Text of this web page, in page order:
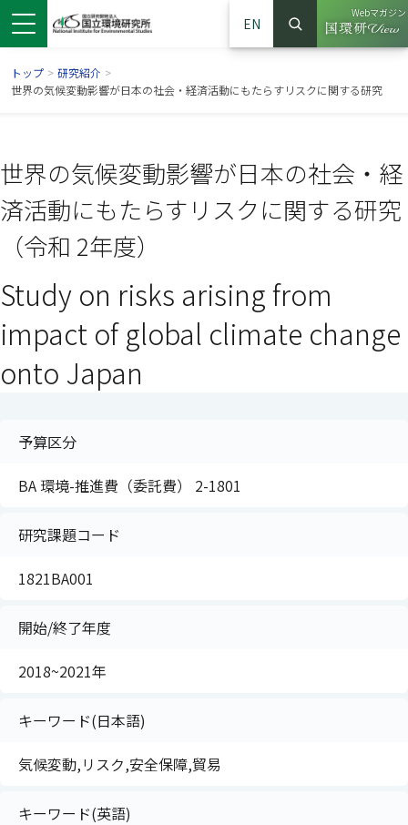
ドウで開きます）
ンドウで開きます）
ウインドウで開きます）
EN
サイト内検索
検索
Webマガジン
（別ウイ
トップ > 研究紹介 >
世界の気候変動影響が日本の社会・経済活動にもたらすリスクに関する研究
世界の気候変動影響が日本の社会・経
済活動にもたらすリスクに関する研究
（令和 2年度）
Study on risks arising from
impact of global climate change
onto Japan
予算区分
BA 環境-推進費（委託費） 2-1801
研究課題コード
1821BA001
開始/終了年度
2018~2021年
キーワード(日本語)
気候変動,リスク,安全保障,貿易
キーワード(英語)